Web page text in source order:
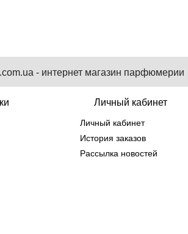
Личный кабинет
Личный кабинет
История заказов
Рассылка новостей